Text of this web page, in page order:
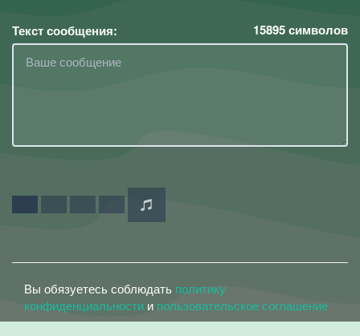
Текст сообщения: 15895символов
Вы обязуетесь соблюдать политику
конфиденциальности и пользовательское соглашение